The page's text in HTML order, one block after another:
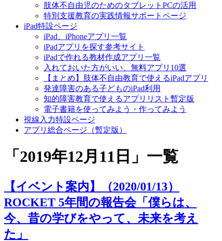
肢体不自由児のためのタブレットPCの活用
特別支援教育の実践情報サポートページ
iPad特設ページ
iPad、iPhoneアプリ一覧
iPadアプリを探す参考サイト
iPadで作れる教材作成アプリ一覧
入れておいた方がいい、無料アプリ10選
【まとめ】肢体不自由教育で使えるiPadアプリ
発達障害のある子どものiPad利用
知的障害教育で使えるアプリリスト暫定版
電子書籍を使ってみよう・作ってみよう
視線入力特設ページ
アプリ総合ページ（暫定版）
「 2019年12月11日 」 一覧
【イベント案内】（2020/01/13）
ROCKET 5年間の報告会「僕らは、
今、昔の学びをやって、未来を考え
た」